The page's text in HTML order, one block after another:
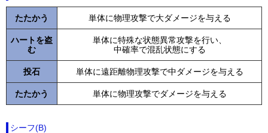
たたかう 単体に物理攻撃で大ダメージを与える
ハートを盗
む
単体に特殊な状態異常攻撃を行い、
中確率で混乱状態にする
投石 単体に遠距離物理攻撃で中ダメージを与える
たたかう 単体に物理攻撃でダメージを与える
シーフ(B)